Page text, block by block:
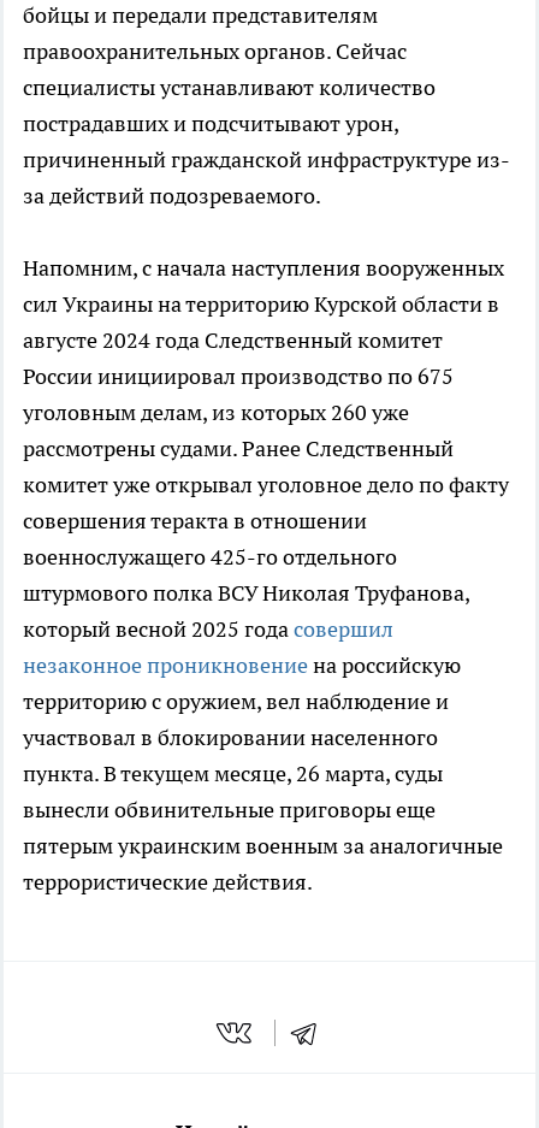
бойцы и передали представителям
правоохранительных органов. Сейчас
специалисты устанавливают количество
пострадавших и подсчитывают урон,
причиненный гражданской инфраструктуре из-
за действий подозреваемого.
Напомним, с начала наступления вооруженных
сил Украины на территорию Курской области в
августе 2024 года Следственный комитет
России инициировал производство по 675
уголовным делам, из которых 260 уже
рассмотрены судами. Ранее Следственный
комитет уже открывал уголовное дело по факту
совершения теракта в отношении
военнослужащего 425-го отдельного
штурмового полка ВСУ Николая Труфанова,
который весной 2025 годасовершил
незаконное проникновениена российскую
территорию с оружием, вел наблюдение и
участвовал в блокировании населенного
пункта. В текущем месяце, 26 марта, суды
вынесли обвинительные приговоры еще
пятерым украинским военным за аналогичные
террористические действия.